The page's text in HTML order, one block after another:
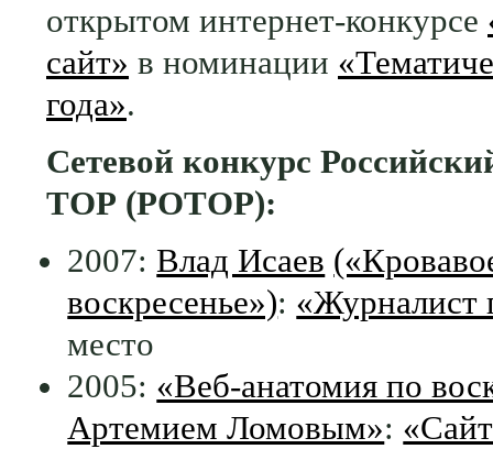
открытом интернет-конкурсе
сайт» в номинации
года».
Сетевой конкурс
ТОР (РОТОР):
2007: Влад Исаев
воскресенье»): «Журналист
место
2005: «Веб-анатомия по
Артемием Ломовым»: «Сайт